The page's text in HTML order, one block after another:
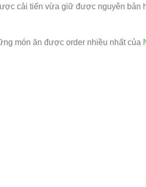
cải tiến vừa giữ được nguyên
món ăn được order nhiều nhất của